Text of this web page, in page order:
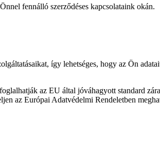
fennálló szerződéses kapcsolataink okán.
így lehetséges, hogy az Ön
az EU által jóváhagyott standard
az Európai Adatvédelmi Rendeletben